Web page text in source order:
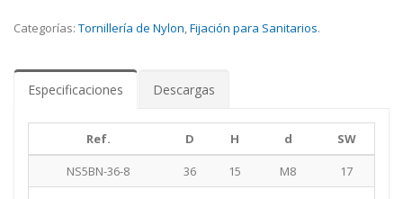
Categorías: Tornillería de Nylon,Fijación para Sanitarios.
Especificaciones Descargas
Ref. D H d
SW
NS5BN-36-8
36 15 M8
17